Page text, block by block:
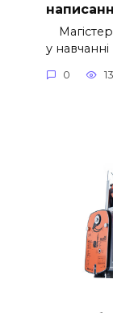
у навчанні
0